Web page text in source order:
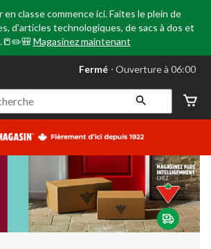
classe commence ici. Faites le plein de
d'articles technologiques, de sacs à dos et
Magasinez maintenant
votre
préféré
Leduc,
AB,
courament
Ouverture
à
06:00
cliquer
pour
changer
Fermé ⋅ Ouverture à 06:00